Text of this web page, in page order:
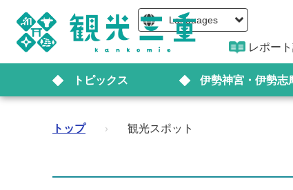
Languages
レポー
トピックス 伊勢神宮・伊勢志
トップ › 観光スポット